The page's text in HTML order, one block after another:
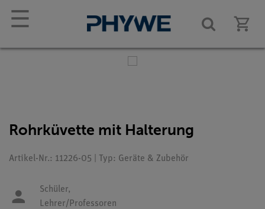
☰
Rohrküvette mit Halterung
Artikel-Nr.: 11226-05 | Typ: Geräte & Zubehör
Schüler,
Lehrer/Professoren